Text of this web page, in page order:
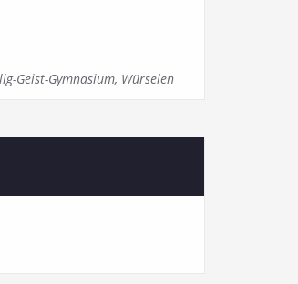
Geist-Gymnasium, Würselen